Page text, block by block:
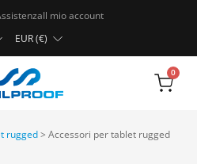
EUR (€)
Il mio account
0
rugged> Accessori per tablet rugged